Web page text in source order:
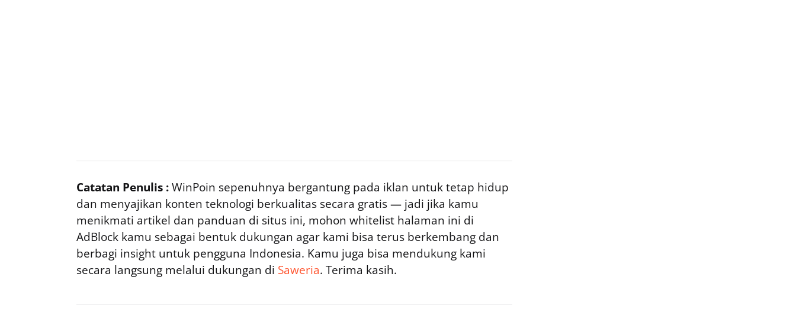
Catatan Penulis :WinPoin sepenuhnya bergantung pada iklan untuk tetap hidup
dan menyajikan konten teknologi berkualitas secara gratis — jadi jika kamu
menikmati artikel dan panduan di situs ini, mohon whitelist halaman ini di
AdBlock kamu sebagai bentuk dukungan agar kami bisa terus berkembang dan
berbagi insight untuk pengguna Indonesia. Kamu juga bisa mendukung kami
secara langsung melalui dukungan di Saweria. Terima kasih.